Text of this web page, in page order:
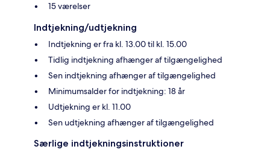
15 værelser
Indtjekning/udtjekning
Indtjekning er fra kl. 13.00 til kl. 15.00
Tidlig indtjekning afhænger af tilgængelighed
Sen indtjekning afhænger af tilgængelighed
Minimumsalder for indtjekning: 18 år
Udtjekning er kl. 11.00
Sen udtjekning afhænger af tilgængelighed
Særlige indtjekningsinstruktioner